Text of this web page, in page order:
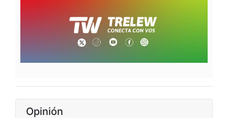
Opinión